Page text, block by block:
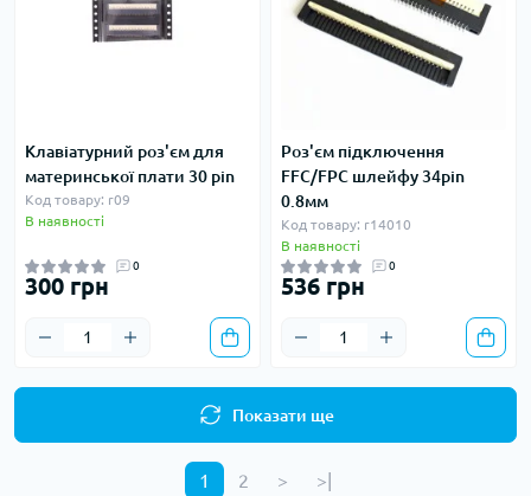
Клавіатурний роз'єм для
материнської плати 30 pin
Код товару: r09
В наявності
0
300 грн
Роз'єм підключення
FFC/FPC шлейфу 34pin
0.8мм
Код товару: r14010
В наявності
0
536 грн
Показати ще
1 2 > >|